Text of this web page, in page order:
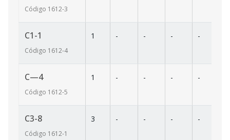
Código 1612-3
C1-1
Código 1612-4
1 - - - -
C—4
Código 1612-5
1 - - - -
C3-8
Código 1612-1
3 - - - -